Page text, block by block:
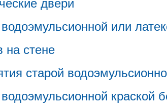
двери
или
на стене
старой
краской